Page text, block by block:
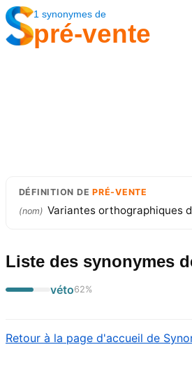
1 synonymes de
pré-vente
DÉFINITION DEPRÉ-VENTE
(nom) Variantes orthographiques
Liste des synonymes
véto62%
Retour à la page d'accueil de